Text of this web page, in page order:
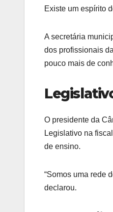
Existe um espírito
A secretária
dos profissionais
pouco mais de
O presidente da
Legislativo na
de ensino.
“Somos uma rede
declarou.